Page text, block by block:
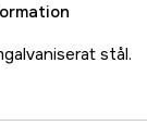
stål.